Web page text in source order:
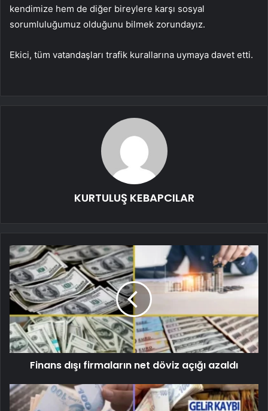
kendimize hem de diğer bireylere karşı sosyal
sorumluluğumuz olduğunu bilmek zorundayız.
Ekici, tüm vatandaşları trafik kurallarına uymaya davet etti.
KURTULUŞ KEBAPCILAR
Finans dışı firmaların net döviz açığı azaldı